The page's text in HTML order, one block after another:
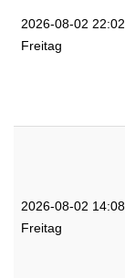
2026-08-02 22:02
Freitag
2026-08-02 14:08
Freitag